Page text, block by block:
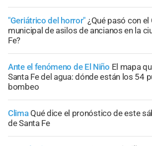
"Geriátrico del horror" ¿Qué pasó con
municipal de asilos de ancianos en la
Fe?
Ante el fenómeno de El Niño El mapa
Santa Fe del agua: dónde están los 54
bombeo
Clima Qué dice el pronóstico de este
de Santa Fe